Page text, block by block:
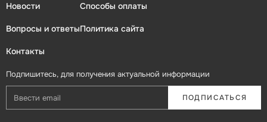
Новости
Вопросы и ответы
Контакты
Способы оплаты
Политика сайта
Подпишитесь, для получения актуальной информации
ПОДПИСАТЬСЯ